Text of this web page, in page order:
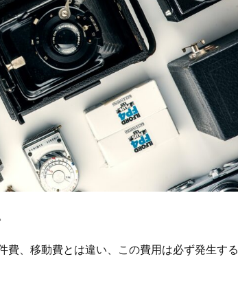
費、移動費とは違い、この費用は必ず発生する